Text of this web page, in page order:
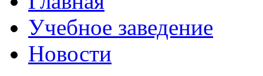
Учебное заведение
Новости